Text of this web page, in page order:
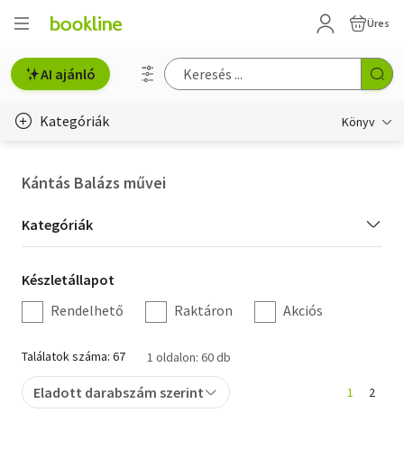
Üres
AI ajánló
Kategóriák Könyv
Hobbi, szabadidő
Irodalom
Művészet
Szakkönyv
Kántás Balázs művei
Kategória
szűrés
Kategóriák
Készletállapot
szűrés
Készletállapot
Rendelhető
Raktáron Akciós
Találatok száma: 67 1 oldalon: 60 db
Eladott darabszám szerint 1 2